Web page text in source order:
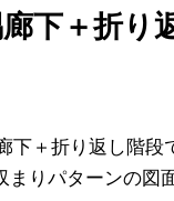
下＋折り
＋折り返し階段
りパターンの図